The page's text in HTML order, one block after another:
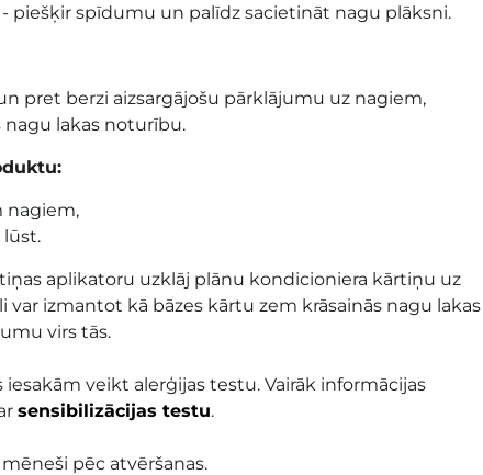
- piešķir spīdumu un palīdz sacietināt nagu plāksni.
pret berzi aizsargājošu pārklājumu uz nagiem,
nagu lakas noturību.
nagiem,
lūst.
aplikatoru uzklāj plānu kondicioniera kārtiņu uz
var izmantot kā bāzes kārtu zem krāsainās nagu lakas
virs tās.
iesakām veikt alerģijas testu. Vairāk informācijas
sensibilizācijas testu.
pēc atvēršanas.